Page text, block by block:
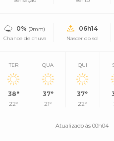
0% (0mm)
Chance de chuva
06h14
Nascer do sol
TER
38°
22°
QUA
37°
21°
QUI
37°
22°
Atualizado às 00h04